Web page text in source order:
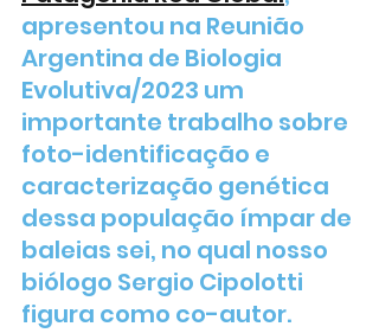
apresentou na Reunião
Argentina de Biologia
Evolutiva/2023 um
importante trabalho sobre
foto-identificação e
caracterização genética
dessa população ímpar de
baleias sei, no qual nosso
biólogo Sergio Cipolotti
figura como co-autor.